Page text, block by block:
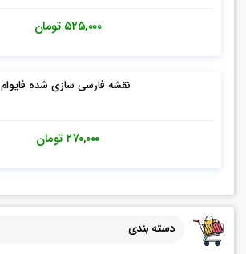
۵۲۵,۰۰۰ تومان
نقشه فارسی سازی شده فایوام
۲۷۰,۰۰۰تومان
دسته بندی